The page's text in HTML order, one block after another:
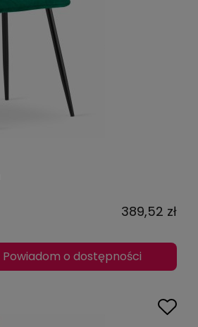
389,52 zł
Powiadom o dostępności